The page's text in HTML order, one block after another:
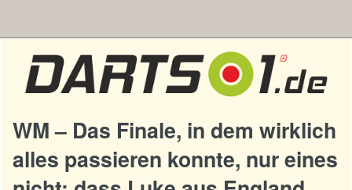
WM – Das Finale, in dem wirklich
alles passieren konnte, nur eines